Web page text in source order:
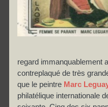
regard immanquablement
contreplaqué de très
que le peintre Marc
philatélique internationale